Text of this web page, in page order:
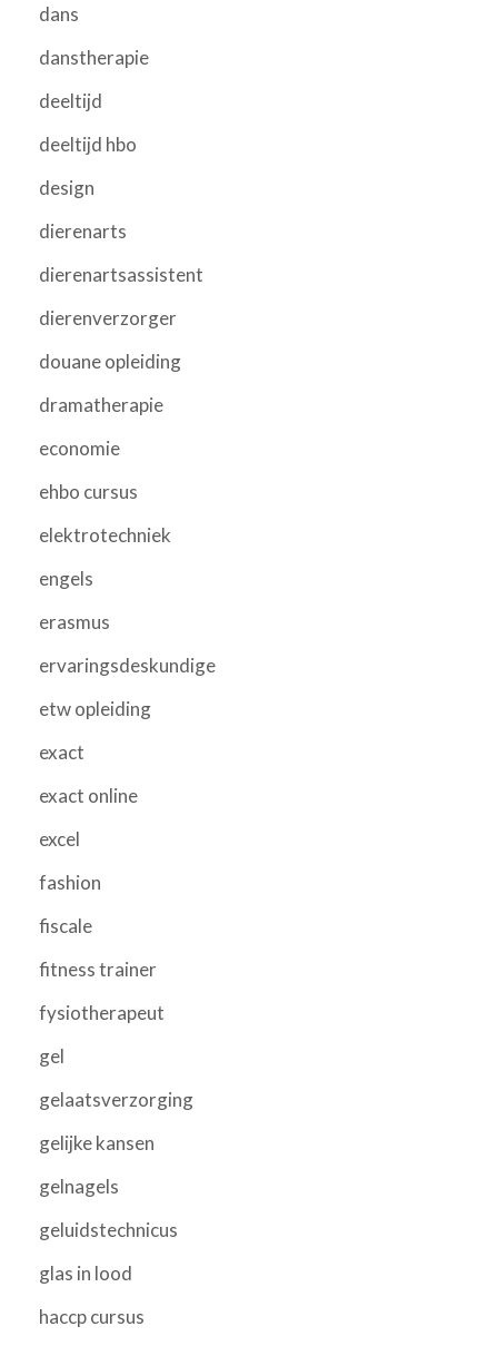
dans
danstherapie
deeltijd
deeltijd hbo
design
dierenarts
dierenartsassistent
dierenverzorger
douane opleiding
dramatherapie
economie
ehbo cursus
elektrotechniek
engels
erasmus
ervaringsdeskundige
etw opleiding
exact
exact online
excel
fashion
fiscale
fitness trainer
fysiotherapeut
gel
gelaatsverzorging
gelijke kansen
gelnagels
geluidstechnicus
glas in lood
haccp cursus